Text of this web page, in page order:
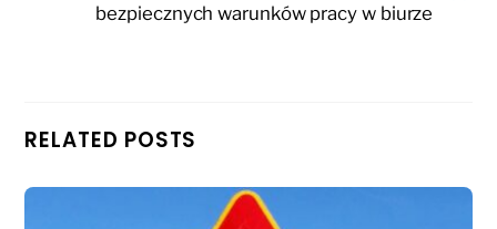
bezpiecznych warunków pracy w biurze
RELATED POSTS